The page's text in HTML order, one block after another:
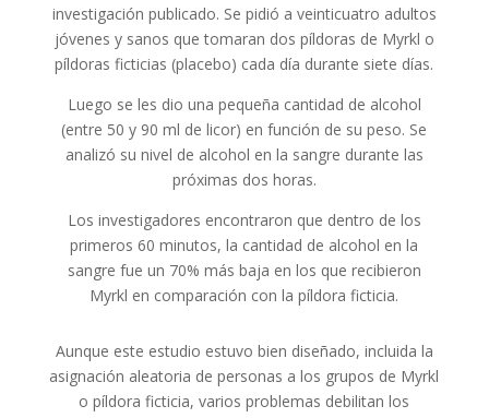
investigación publicado. Se pidió a veinticuatro adultos
jóvenes y sanos que tomaran dos píldoras de Myrkl o
píldoras ficticias (placebo) cada día durante siete días.
Luego se les dio una pequeña cantidad de alcohol
(entre 50 y 90 ml de licor) en función de su peso. Se
analizó su nivel de alcohol en la sangre durante las
próximas dos horas.
Los investigadores encontraron que dentro de los
primeros 60 minutos, la cantidad de alcohol en la
sangre fue un 70% más baja en los que recibieron
Myrkl en comparación con la píldora ficticia.
Aunque este estudio estuvo bien diseñado, incluida la
asignación aleatoria de personas a los grupos de Myrkl
o píldora ficticia, varios problemas debilitan los